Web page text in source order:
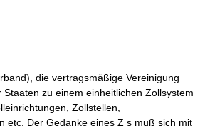
die vertragsmäßige Vereinigung
zu einem einheitlichen Zollsystem
Zollstellen,
etc. Der Gedanke eines Z s muß sich mit